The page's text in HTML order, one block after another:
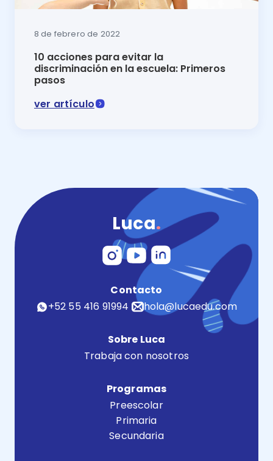
8 de febrero de 2022
10 acciones para evitar la
discriminación en la escuela: Primeros
pasos
ver artículo
Luca.
Contacto
+52 55 416 91994
hola@lucaedu.com
Sobre Luca
Trabaja con nosotros
Programas
Preescolar
Primaria
Secundaria